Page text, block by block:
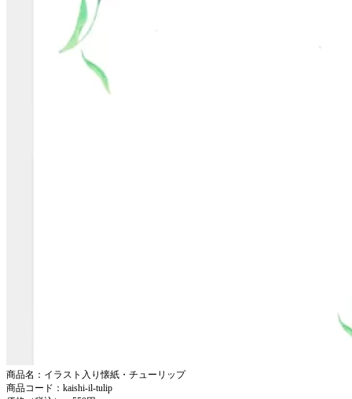
商品名：イラスト入り懐紙・チューリップ
商品コード：kaishi-il-tulip